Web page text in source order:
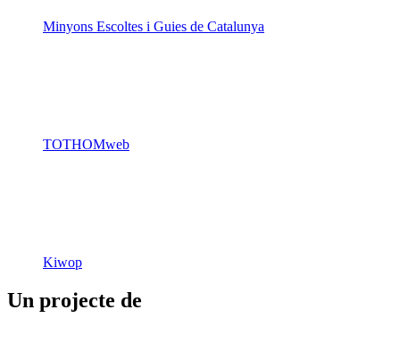
Minyons Escoltes i Guies de Catalunya
TOTHOMweb
Kiwop
Un projecte de